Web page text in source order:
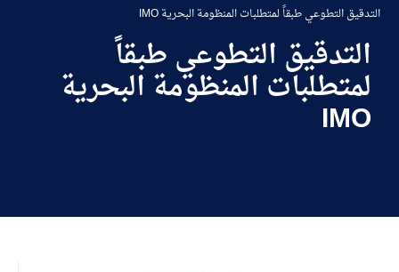
البحث العلمي
التدريب والخدمة المجتمعية
التدقيق التطوعي طبقاً لمتطلبات المنظومة البحرية IMO
التدقيق التطوعي طبقاً
لمتطلبات المنظومة البحرية
IMO